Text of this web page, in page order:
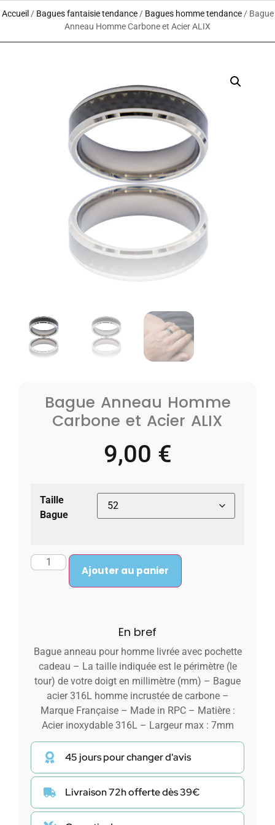
Accueil / Bagues fantaisie tendance/ Bagues homme tendance/ Bague
Anneau Homme Carbone et Acier ALIX
Bague Anneau Homme
Carbone et Acier ALIX
9,00 €
Taille
Bague
Ajouter au panier
En bref
Bague anneau pour homme livrée avec pochette
cadeau – La taille indiquée est le périmètre (le
tour) de votre doigt en millimètre (mm) – Bague
acier 316L homme incrustée de carbone –
Marque Française – Made in RPC – Matière :
Acier inoxydable 316L – Largeur max : 7mm
45 jours pour changer d'avis
Livraison 72h offerte dès 39€